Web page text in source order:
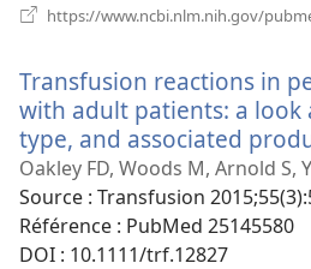
https://www.ncbi.nlm.nih.gov/
Transfusion reactions in
with adult patients: a look
type, and associated
Oakley FD, Woods M, Arnold S,
Source ‎: Transfusion
Référence ‎: PubMed 25145580
DOI ‎: 10.1111/trf.12827